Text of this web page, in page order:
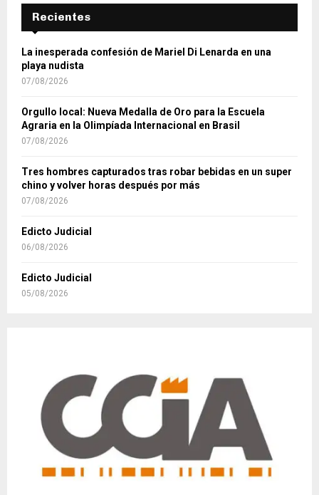
Recientes
La inesperada confesión de Mariel Di Lenarda en una
playa nudista
07/08/2026
Orgullo local: Nueva Medalla de Oro para la Escuela
Agraria en la Olimpíada Internacional en Brasil
07/08/2026
Tres hombres capturados tras robar bebidas en un super
chino y volver horas después por más
07/08/2026
Edicto Judicial
06/08/2026
Edicto Judicial
05/08/2026